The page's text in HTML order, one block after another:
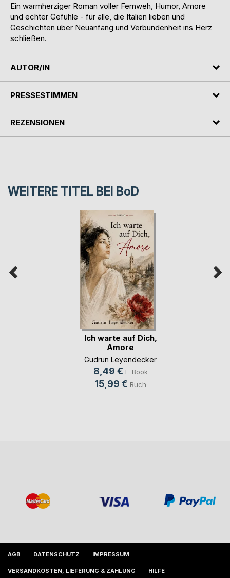
Ein warmherziger Roman voller Fernweh, Humor, Amore
und echter Gefühle - für alle, die Italien lieben und
Geschichten über Neuanfang und Verbundenheit ins Herz
schließen.
AUTOR/IN
PRESSESTIMMEN
REZENSIONEN
WEITERE TITEL BEI BoD
Ich warte auf Dich,
Amore
Gudrun Leyendecker
8,49 € E-Book
15,99 € Buch
AGB DATENSCHUTZ IMPRESSUM
VERSANDKOSTEN, LIEFERUNG & ZAHLUNG HILFE